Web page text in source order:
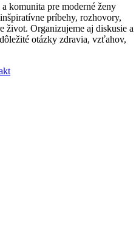
komunita pre moderné ženy
príbehy, rozhovory,
život. Organizujeme aj diskusie a
otázky zdravia, vzťahov,